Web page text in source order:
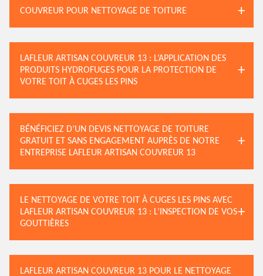
COUVREUR POUR NETTOYAGE DE TOITURE
LAFLEUR ARTISAN COUVREUR 13 : L’APPLICATION DES
PRODUITS HYDROFUGES POUR LA PROTECTION DE
VOTRE TOIT À CUGES LES PINS
BÉNÉFICIEZ D’UN DEVIS NETTOYAGE DE TOITURE
GRATUIT ET SANS ENGAGEMENT AUPRÈS DE NOTRE
ENTREPRISE LAFLEUR ARTISAN COUVREUR 13
LE NETTOYAGE DE VOTRE TOIT À CUGES LES PINS AVEC
LAFLEUR ARTISAN COUVREUR 13 : L’INSPECTION DE VOS
GOUTTIÈRES
LAFLEUR ARTISAN COUVREUR 13 POUR LE NETTOYAGE